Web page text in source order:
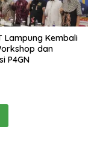
Lampung Kembali
dan
P4GN